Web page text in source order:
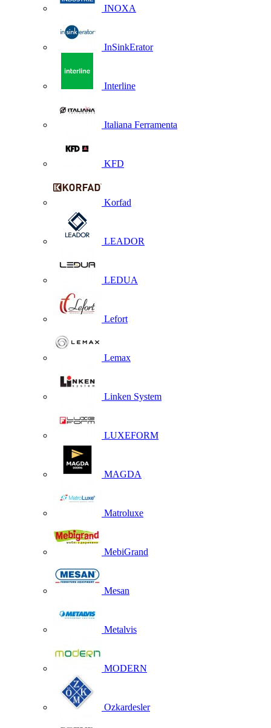
INOXA
InSinkErator
Interline
Italiana Ferramenta
KFD
Korfad
LEADOR
LEDUA
Lefort
Lemax
Linken System
LUXEFORM
MAGDA
Matroluxe
MebiGrand
Mesan
Metalvis
MODERN
Ozkardesler